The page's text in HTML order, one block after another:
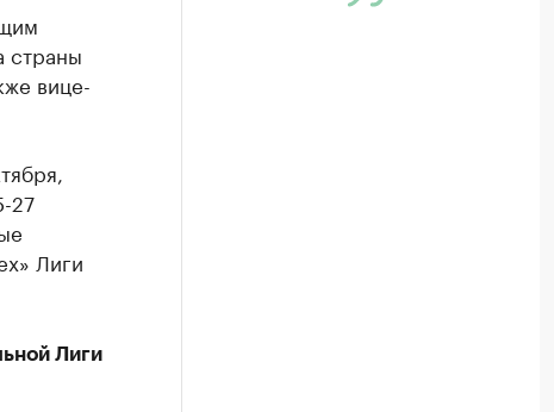
страны
вице-
27
Лиги
Лиги